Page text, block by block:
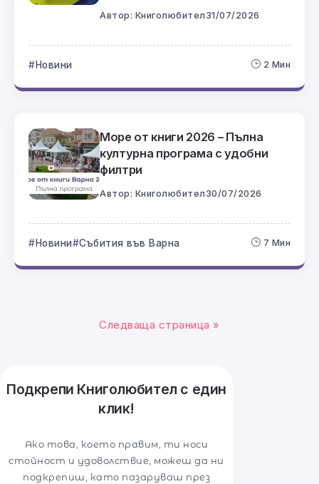
Автор: Книголюбител 31/07/2026
Новини 2 Мин
Море от книги 2026 – Пълна
културна програма с удобни
филтри
Автор: Книголюбител 30/07/2026
Новини Събития във Варна 7 Мин
Следваща страница »
Подкрепи Книголюбител с един
клик!
Ако това, което правим, ти носи
стойност и удоволствие, можеш да ни
подкрепиш, като пазаруваш през